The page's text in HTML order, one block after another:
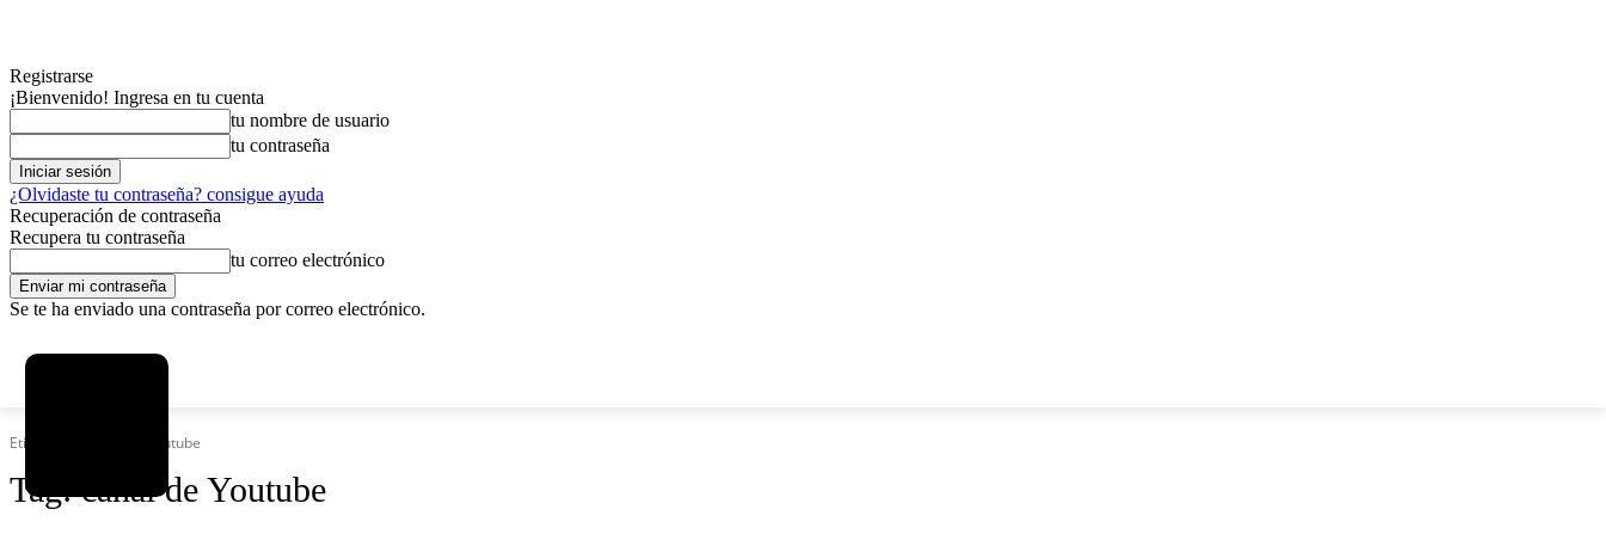
Registrarse
¡Bienvenido! Ingresa en tu cuenta
tu nombre de usuario
tu contraseña
¿Olvidaste tu contraseña? consigue ayuda
Recuperación de contraseña
Recupera tu contraseña
tu correo electrónico
Se te ha enviado una contraseña por correo electrónico.
Etiquetas Canal de Youtube
Tag:canal de Youtube